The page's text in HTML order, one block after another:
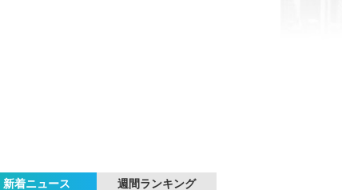
新着ニュース 週間ランキング